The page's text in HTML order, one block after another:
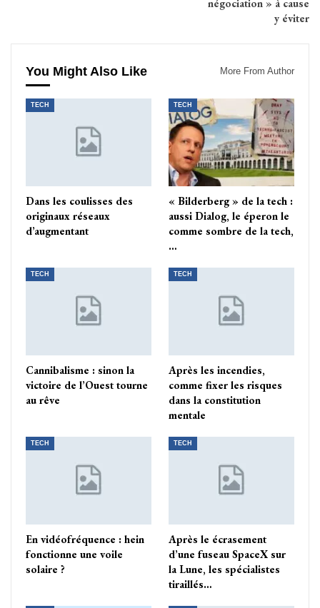
négociation » à cause
y éviter
You Might Also Like More From Author
TECH
Dans les coulisses des
originaux réseaux
d’augmentant
TECH
« Bilderberg » de la tech :
aussi Dialog, le éperon le
comme sombre de la tech,
…
TECH
Cannibalisme : sinon la
victoire de l’Ouest tourne
au rêve
TECH
Après les incendies,
comme fixer les risques
dans la constitution
mentale
TECH
En vidéofréquence : hein
fonctionne une voile
solaire ?
TECH
Après le écrasement
d’une fuseau SpaceX sur
la Lune, les spécialistes
tiraillés…